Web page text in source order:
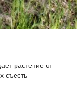
растение от
съесть